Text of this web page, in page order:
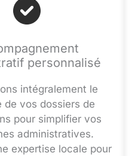
personnalisé
intégralement le
de vos dossiers de
pour simplifier vos
administratives.
expertise locale pour